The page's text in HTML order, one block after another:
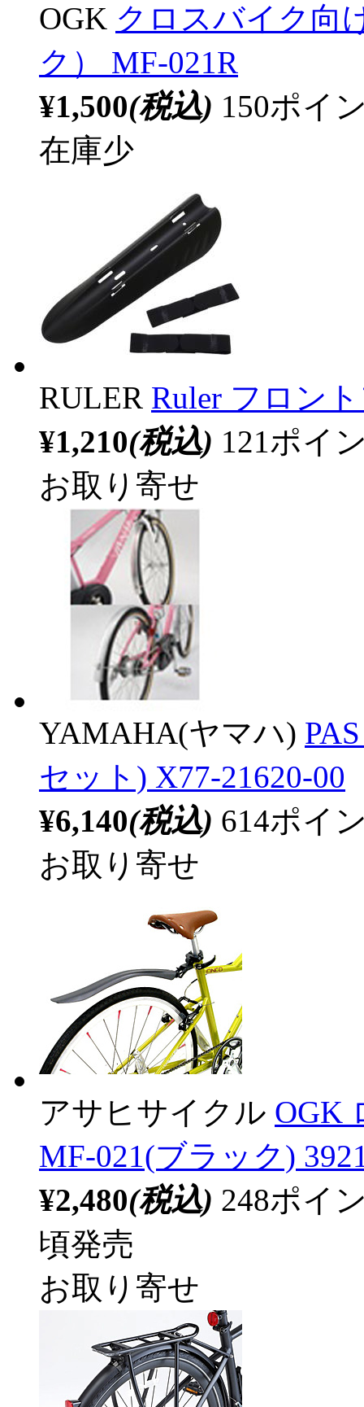
OGK クロスバイク向
ク） MF-021R
¥1,500(税込) 150ポイ
在庫少
RULER Ruler フロン
¥1,210(税込) 121ポイ
お取り寄せ
YAMAHA(ヤマハ)
セット) X77-21620-00
¥6,140(税込) 614ポイ
お取り寄せ
アサヒサイクル OGK
MF-021(ブラック)
¥2,480(税込) 248ポイ
頃発売
お取り寄せ